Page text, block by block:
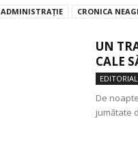
ADMINISTRAȚIE CRONICA
UN
CALE
EDITORIAL
De
jumătate